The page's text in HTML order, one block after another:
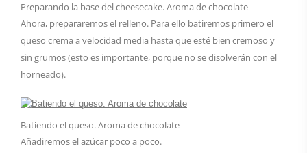
Preparando la base del cheesecake. Aroma de chocolate
Ahora, prepararemos el relleno. Para ello batiremos primero el
queso crema a velocidad media hasta que esté bien cremoso y
sin grumos (esto es importante, porque no se disolverán con el
horneado).
Batiendo el queso. Aroma de chocolate
Añadiremos el azúcar poco a poco.